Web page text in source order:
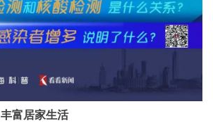
富居家生活